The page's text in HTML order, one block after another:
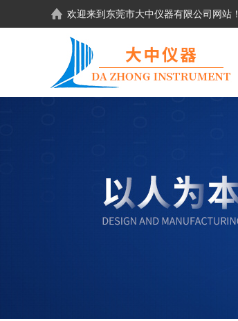
欢迎来到东莞市大中仪器有限公司网站！